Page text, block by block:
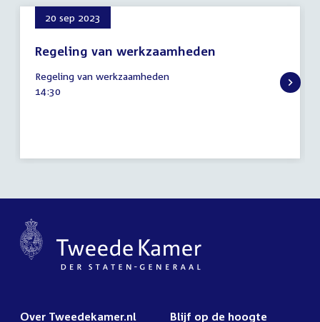
20 sep 2023
Regeling van werkzaamheden
september
2023
Regeling van werkzaamheden
Tijd
14:30
Over Tweedekamer.nl Blijf op de hoogte